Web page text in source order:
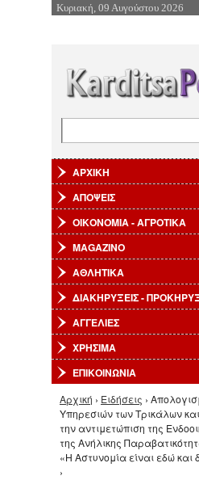
Επιστροφή στην
Κυριακή, 09 Αυγούστου 2026
ΑΡΧΙΚΗ
ΑΠΟΨΕΙΣ
ΟΙΚΟΝΟΜΙΑ - ΑΓΡΟΤΙΚΑ
MAGAZINO
ΑΘΛΗΤΙΚΑ
ΔΙΑΚΗΡΥΞΕΙΣ -
ΑΓΓΕΛΙΕΣ
ΧΡΗΣΙΜΑ
ΕΠΙΚΟΙΝΩΝΙΑ
Είστε εδώ
Αρχική › Ειδήσεις ›
Υπηρεσιών των Τρικάλων
την αντιμετώπιση της
της Ανήλικης
«Η Αστυνομία είναι εδώ και
›